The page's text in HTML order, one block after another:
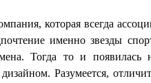
которая всегда
именно звезды
Тогда то и появилась
Разумеется,